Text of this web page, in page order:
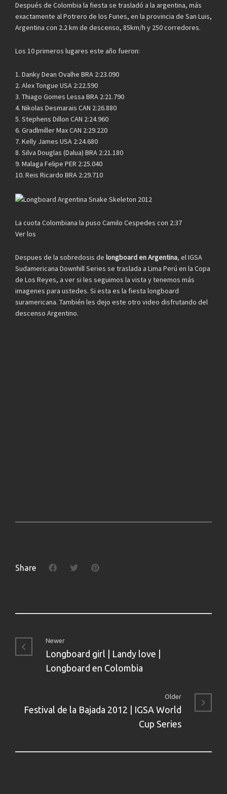
Después de Colombia la fiesta se trasladó a la argentina, más
exactamente al Potrero de los Funes, en la provincia de San Luis,
Argentina con 2.2 km de descenso, 85km/h y 250 corredores.
Los 10 primeros lugares este año fueron:
1. Danky Dean Ovalhe BRA 2:23.090
2. Alex Tongue USA 2:22.590
3. Thiago Gomes Lessa BRA 2:21.790
4. Nikolas Desmarais CAN 2:26.880
5. Stephens Dillon CAN 2:24.960
6. Gradlmiller Max CAN 2:29.220
7. Kelly James USA 2:24.680
8. Silva Douglas (Dalua) BRA 2:21.180
9. Malaga Felipe PER 2:25.040
10. Reis Ricardo BRA 2:29.710
La cuota Colombiana la puso Camilo Cespedes con 2:37
Ver los
Despues de la sobredosis de longboard en Argentina, el IGSA
Sudamericana Downhill Series se traslada a Lima Perú en la Copa
de Los Reyes, a ver si les seguimos la vista y tenemos más
imagenes para ustedes. Si esta es la fiesta longboard
suramericana. También les dejo este otro video disfrutando del
descenso Argentino.
Share
Newer
Longboard girl | Landy love |
Longboard en Colombia
Older
Festival de la Bajada 2012 | IGSA World
Cup Series